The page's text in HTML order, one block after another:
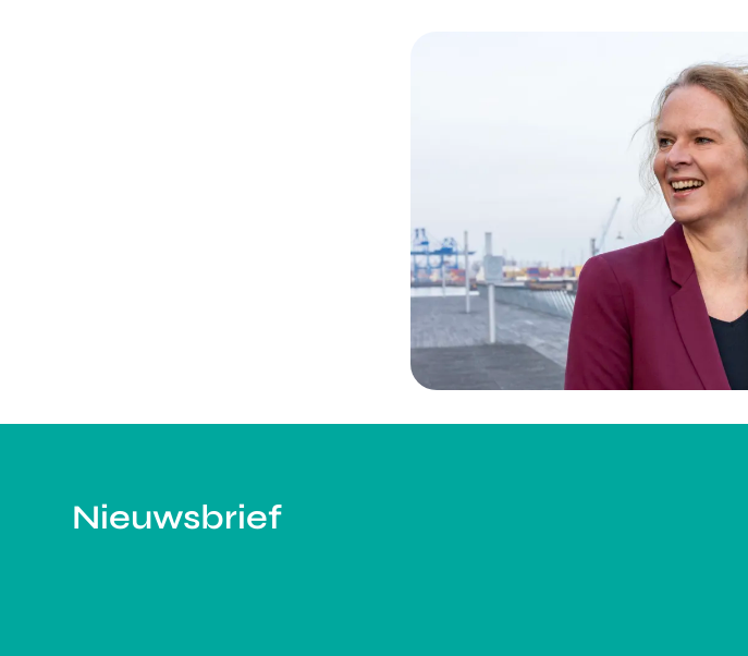
Nieuwsbrief